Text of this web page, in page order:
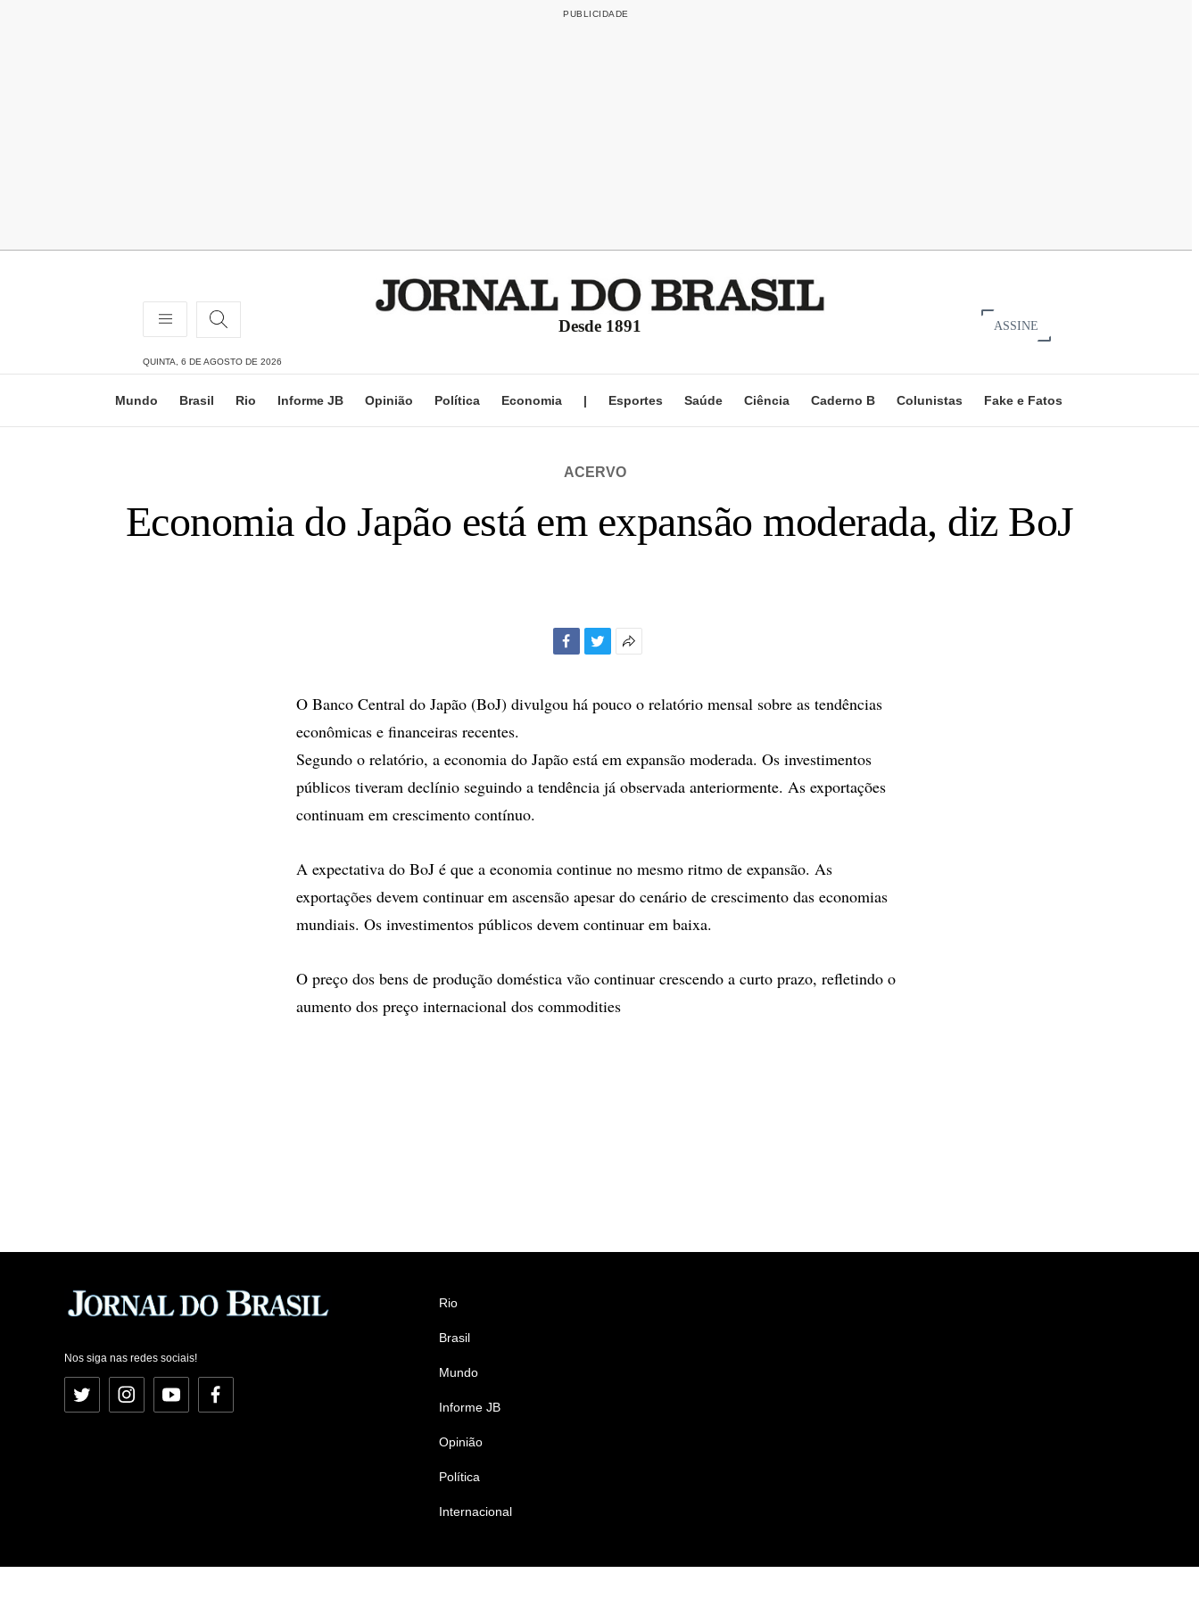
Desde 1891 ASSINE
QUINTA, 6 DE AGOSTO DE 2026
Mundo Brasil Rio Informe JB Opinião Política Economia | Esportes Saúde Ciência Caderno B Colunistas Fake e Fatos
ACERVO
Economia do Japão está em expansão moderada, diz BoJ
compartilhamento
O Banco Central do Japão (BoJ) divulgou há pouco o relatório mensal sobre as tendências
econômicas e financeiras recentes.
Segundo o relatório, a economia do Japão está em expansão moderada. Os investimentos
públicos tiveram declínio seguindo a tendência já observada anteriormente. As exportações
continuam em crescimento contínuo.
A expectativa do BoJ é que a economia continue no mesmo ritmo de expansão. As
exportações devem continuar em ascensão apesar do cenário de crescimento das economias
mundiais. Os investimentos públicos devem continuar em baixa.
O preço dos bens de produção doméstica vão continuar crescendo a curto prazo, refletindo o
aumento dos preço internacional dos commodities
Nos siga nas redes sociais!
Twitter InstagramYouTubeFacebook
Rio
Brasil
Mundo
Informe JB
Opinião
Política
Internacional